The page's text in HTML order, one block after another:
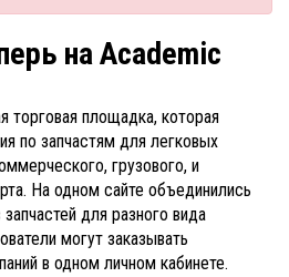
на Academic
торговая площадка, которая
по запчастям для легковых
грузового, и
На одном сайте объединились
для разного вида
могут заказывать
в одном личном кабинете.